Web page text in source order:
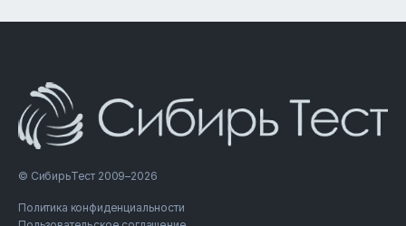
© СибирьТест 2009–2026
Политика конфиденциальности